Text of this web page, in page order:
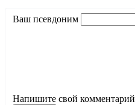
Ваш псевдоним
Напишите свой комментарий